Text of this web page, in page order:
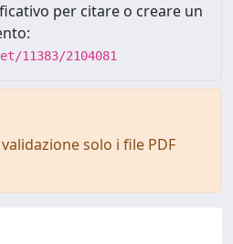
per citare o creare un
11383/2104081
solo i file PDF